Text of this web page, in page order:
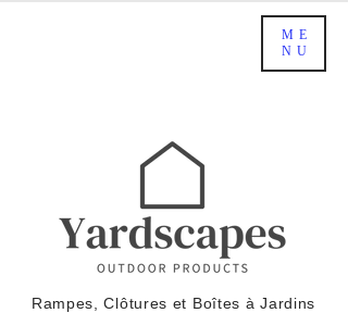
ME
NU
Rampes, Clôtures et Boîtes à Jardins